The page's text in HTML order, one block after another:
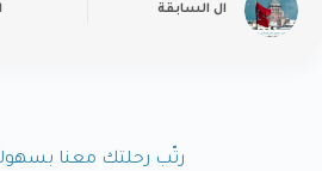
ال السابقة
رتّب رحلتك معنا